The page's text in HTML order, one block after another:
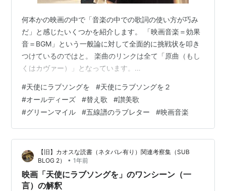
何本かの映画の中で「音楽の中での歌詞の使い方が巧み
だ」と感じたいくつかを紹介します。 「映画音楽＝効果
音＝BGM」という一般論に対して全面的に挑戦状を叩き
つけているのではと。 楽曲のリンクは全て「原曲（もし
くはカヴァー）」となっています。
ラブ・ソングを・・・ (字幕版) Whoopi Goldberg
Amazon オールディーズファンの方にはお馴染みの楽曲
満載になっておりますが、以下の２曲を巧みに「修道女
が歌う讃美歌化」している点に注目です。 My
Guy（Mary Wells 1964） My Guy (Single Version)…
#天使にラブソングを #天使にラブソングを２
#オールディーズ #替え歌 #讃美歌
#グリーンマイル #五線譜のラブレター #映画音楽
【旧】カオスな読書（ネタバレ有り）関連考察集（SUB
BLOG 2）
• 1年前
映画「天使にラブソングを」のワンシーン（一
言）の解釈